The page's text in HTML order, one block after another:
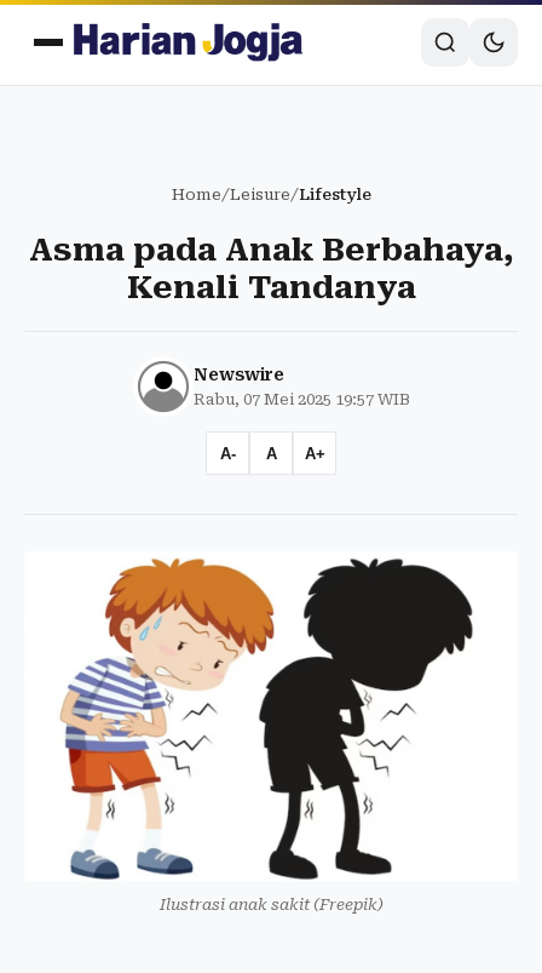
Home/Leisure/Lifestyle
Asma pada Anak Berbahaya,
Kenali Tandanya
Newswire
Rabu, 07 Mei 2025 19:57 WIB
A- A A+
Ilustrasi anak sakit (Freepik)